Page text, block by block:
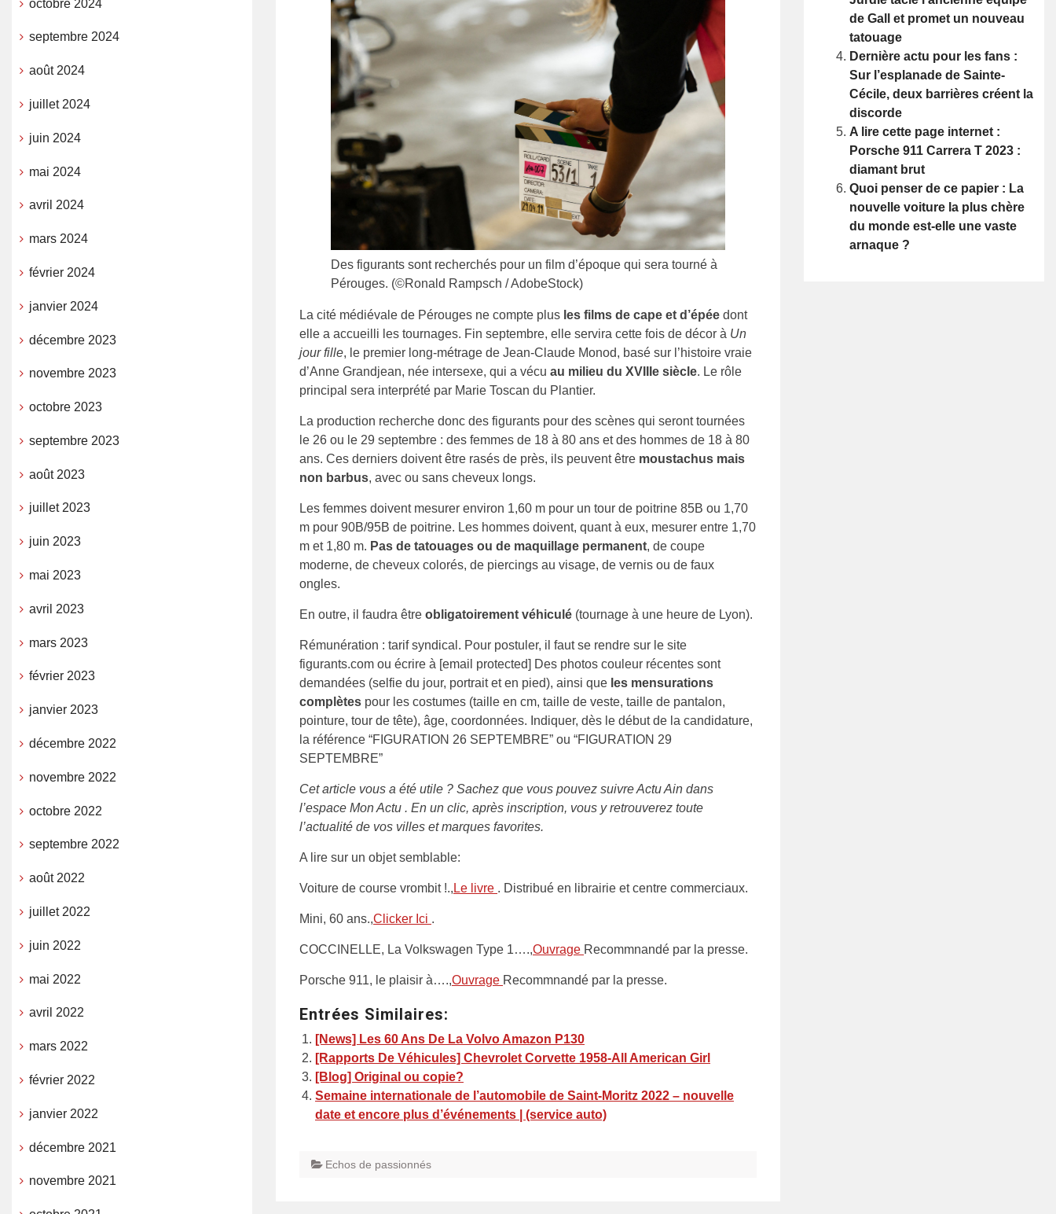
Des figurants sont recherchés pour un film d’époque qui sera tourné à
Pérouges. (©Ronald Rampsch / AdobeStock)
La cité médiévale de Pérouges ne compte plus les films de cape et d’épée dont
elle a accueilli les tournages. Fin septembre, elle servira cette fois de décor à Un
jour fille, le premier long-métrage de Jean-Claude Monod, basé sur l’histoire vraie
d’Anne Grandjean, née intersexe, qui a vécu au milieu du XVIIIe siècle. Le rôle
principal sera interprété par Marie Toscan du Plantier.
La production recherche donc des figurants pour des scènes qui seront tournées
le 26 ou le 29 septembre : des femmes de 18 à 80 ans et des hommes de 18 à 80
ans. Ces derniers doivent être rasés de près, ils peuvent être moustachus mais
non barbus, avec ou sans cheveux longs.
Les femmes doivent mesurer environ 1,60 m pour un tour de poitrine 85B ou 1,70
m pour 90B/95B de poitrine. Les hommes doivent, quant à eux, mesurer entre 1,70
m et 1,80 m. Pas de tatouages ou de maquillage permanent, de coupe
moderne, de cheveux colorés, de piercings au visage, de vernis ou de faux
ongles.
En outre, il faudra être obligatoirement véhiculé (tournage à une heure de Lyon).
Rémunération : tarif syndical. Pour postuler, il faut se rendre sur le site
figurants.com ou écrire à [email protected] Des photos couleur récentes sont
demandées (selfie du jour, portrait et en pied), ainsi que les mensurations
complètes pour les costumes (taille en cm, taille de veste, taille de pantalon,
pointure, tour de tête), âge, coordonnées. Indiquer, dès le début de la candidature,
la référence “FIGURATION 26 SEPTEMBRE” ou “FIGURATION 29
SEPTEMBRE”
Cet article vous a été utile ? Sachez que vous pouvez suivre Actu Ain dans
l’espace Mon Actu . En un clic, après inscription, vous y retrouverez toute
l’actualité de vos villes et marques favorites.
A lire sur un objet semblable:
Voiture de course vrombit !., Le livre . Distribué en librairie et centre commerciaux.
Mini, 60 ans.,Clicker Ici .
COCCINELLE, La Volkswagen Type 1….,Ouvrage Recommnandé par la presse.
Porsche 911, le plaisir à….,Ouvrage Recommnandé par la presse.
Entrées Similaires:
[News] Les 60 Ans De La Volvo Amazon P130
[Rapports De Véhicules] Chevrolet Corvette 1958-All American Girl
[Blog] Original ou copie?
Semaine internationale de l’automobile de Saint-Moritz 2022 – nouvelle
date et encore plus d’événements | (service auto)
Echos de passionnés
de Gall et promet un nouveau
tatouage
Dernière actu pour les fans :
Sur l’esplanade de Sainte-
Cécile, deux barrières créent la
discorde
A lire cette page internet :
Porsche 911 Carrera T 2023 :
diamant brut
Quoi penser de ce papier : La
nouvelle voiture la plus chère
du monde est-elle une vaste
arnaque ?
octobre 2024
septembre 2024
août 2024
juillet 2024
juin 2024
mai 2024
avril 2024
mars 2024
février 2024
janvier 2024
décembre 2023
novembre 2023
octobre 2023
septembre 2023
août 2023
juillet 2023
juin 2023
mai 2023
avril 2023
mars 2023
février 2023
janvier 2023
décembre 2022
novembre 2022
octobre 2022
septembre 2022
août 2022
juillet 2022
juin 2022
mai 2022
avril 2022
mars 2022
février 2022
janvier 2022
décembre 2021
novembre 2021